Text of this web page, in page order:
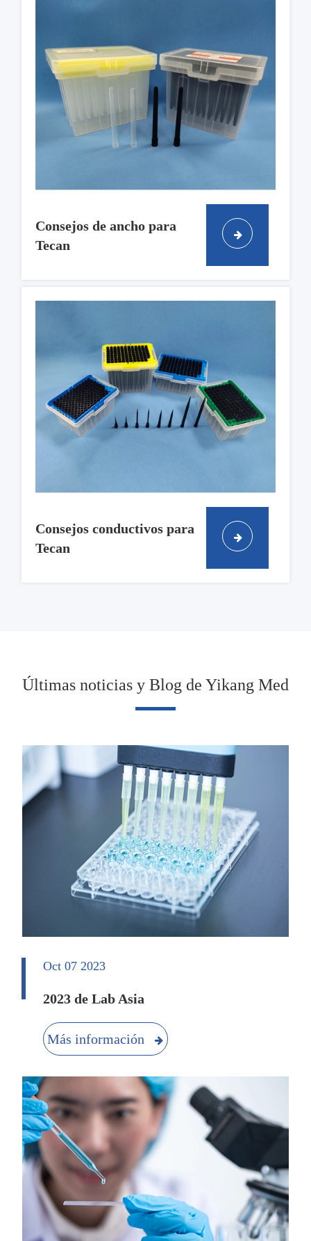
Consejos de ancho para
Tecan
Consejos conductivos para
Tecan
Últimas noticias y Blog de Yikang Med
Oct 07 2023
2023 de Lab Asia
Más información